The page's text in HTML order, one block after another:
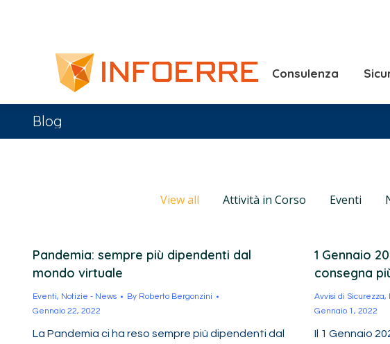
Consulenza
Blog
View all Attività in Corso Eventi
Pandemia: sempre più dipendenti dal
mondo virtuale
Eventi, Notizie - News By Roberto Bergonzini
Gennaio 22, 2022
La Pandemia ci ha reso sempre più dipendenti dal
1 Gennaio
consegna
Avvisi di Sicurezza,
Gennaio 1, 2022
Il 1 Gennaio